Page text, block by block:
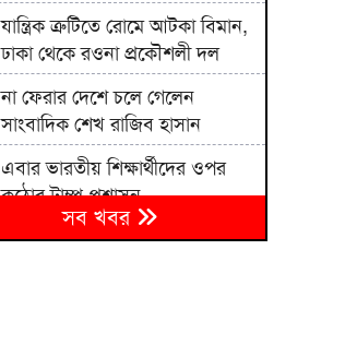
যান্ত্রিক ত্রুটিতে রোমে আটকা বিমান,
ঢাকা থেকে রওনা প্রকৌশলী দল
না ফেরার দেশে চলে গেলেন
সাংবাদিক শেখ রাজিব হাসান
এবার ভারতীয় শিক্ষার্থীদের ওপর
কঠোর ট্রাম্প প্রশাসন
আশুলিয়ায় কাফনের কাপড়সহ
সব খবর